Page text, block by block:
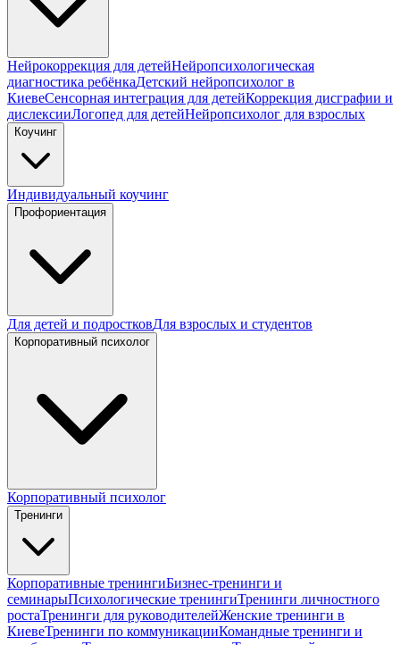
Нейрокоррекция для детейНейропсихологическая
диагностика ребёнкаДетский нейропсихолог в
КиевеСенсорная интеграция для детейКоррекция дисграфии и
дислексииЛогопед для детейНейропсихолог для взрослых
Коучинг
Индивидуальный коучинг
Профориентация
Для детей и подростковДля взрослых и студентов
Корпоративный психолог
Корпоративный психолог
Тренинги
Корпоративные тренингиБизнес-тренинги и
семинарыПсихологические тренингиТренинги личностного
ростаТренинги для руководителейЖенские тренинги в
КиевеТренинги по коммуникацииКомандные тренинги и